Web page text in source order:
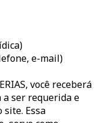
e-mail)
você receberá
a ser requerida e
site. Essa